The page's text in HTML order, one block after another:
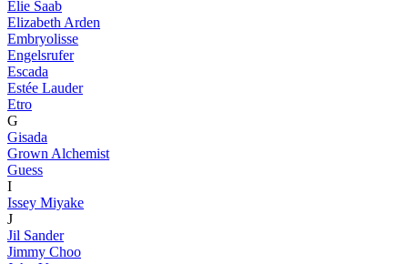
Elie Saab
Elizabeth Arden
Embryolisse
Engelsrufer
Escada
Estée Lauder
Etro
G
Gisada
Grown Alchemist
Guess
I
Issey Miyake
J
Jil Sander
Jimmy Choo